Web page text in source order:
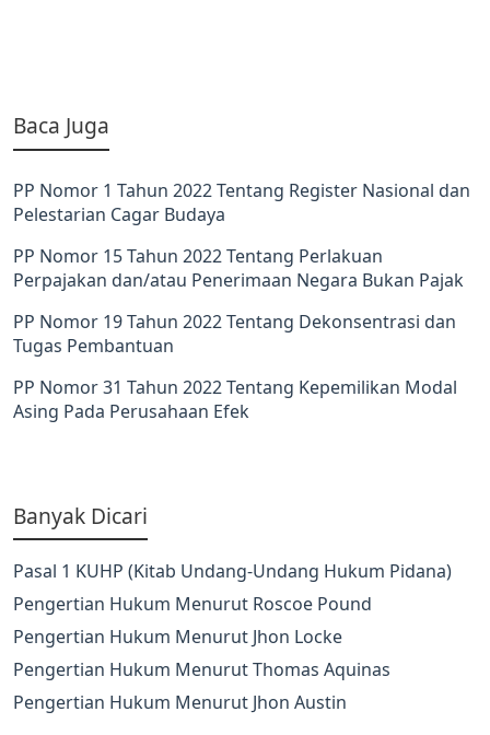
Baca Juga
PP Nomor 1 Tahun 2022 Tentang Register Nasional dan
Pelestarian Cagar Budaya
PP Nomor 15 Tahun 2022 Tentang Perlakuan
Perpajakan dan/atau Penerimaan Negara Bukan Pajak
PP Nomor 19 Tahun 2022 Tentang Dekonsentrasi dan
Tugas Pembantuan
PP Nomor 31 Tahun 2022 Tentang Kepemilikan Modal
Asing Pada Perusahaan Efek
Banyak Dicari
Pasal 1 KUHP (Kitab Undang-Undang Hukum Pidana)
Pengertian Hukum Menurut Roscoe Pound
Pengertian Hukum Menurut Jhon Locke
Pengertian Hukum Menurut Thomas Aquinas
Pengertian Hukum Menurut Jhon Austin